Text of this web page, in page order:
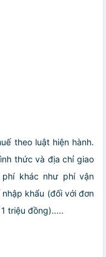
theo luật hiện hành.
thức và địa chỉ giao
khác như phí vận
khẩu (đối với đơn
triệu đồng).....